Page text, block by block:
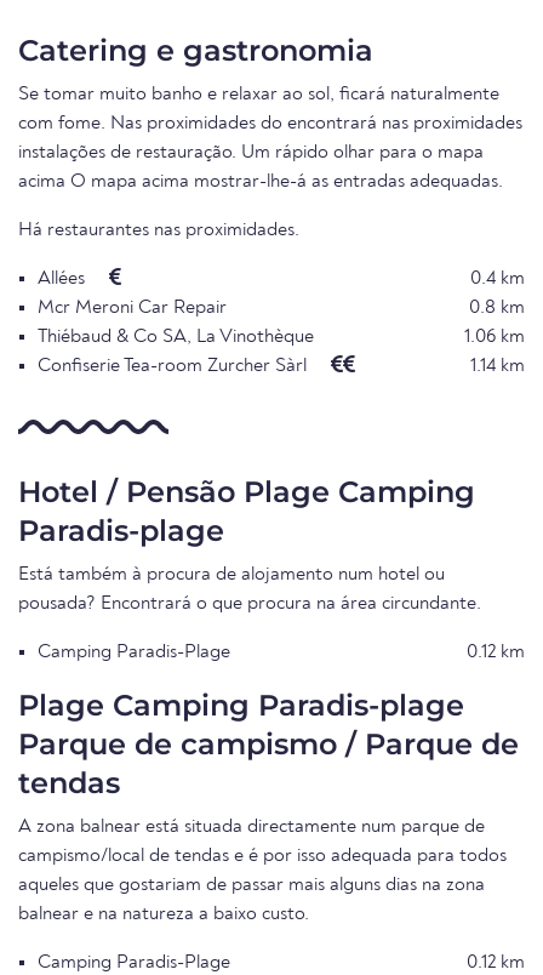
Catering e gastronomia
Se tomar muito banho e relaxar ao sol, ficará naturalmente
com fome. Nas proximidades do encontrará nas proximidades
instalações de restauração. Um rápido olhar para o mapa
acima O mapa acima mostrar-lhe-á as entradas adequadas.
Há restaurantes nas proximidades.
Allées
0.4 km
Mcr Meroni Car Repair
0.8 km
Thiébaud & Co SA, La Vinothèque
1.06 km
Confiserie Tea-room Zurcher Sàrl
1.14 km
Hotel / Pensão Plage Camping
Paradis-plage
Está também à procura de alojamento num hotel ou
pousada? Encontrará o que procura na área circundante.
Camping Paradis-Plage 0.12 km
Plage Camping Paradis-plage
Parque de campismo / Parque de
tendas
A zona balnear está situada directamente num parque de
campismo/local de tendas e é por isso adequada para todos
aqueles que gostariam de passar mais alguns dias na zona
balnear e na natureza a baixo custo.
Camping Paradis-Plage 0.12 km